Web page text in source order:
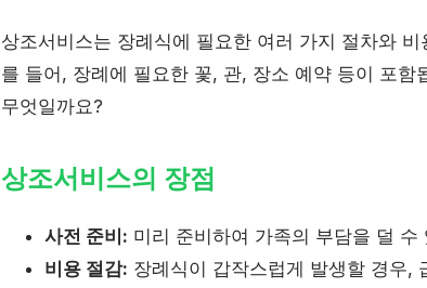
상조서비스는 장례식에 필요한 여러 가지 절차와
를 들어, 장례에 필요한 꽃, 관, 장소 예약 등이 포
무엇일까요?
상조서비스의 장점
사전 준비: 미리 준비하여 가족의 부담을 덜 수
비용 절감: 장례식이 갑작스럽게 발생할 경우,